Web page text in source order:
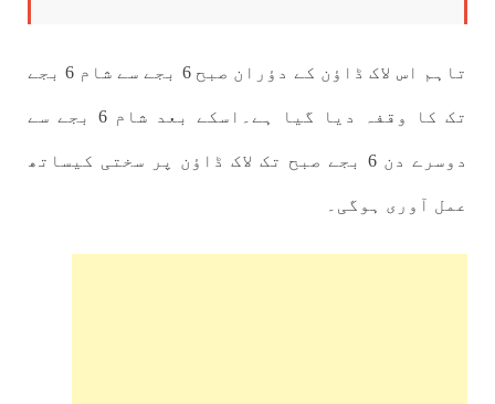
تاہم اس لاک ڈاؤن کے دؤران صبح 6 بجے سے شام 6 بجے
تک کا وقفہ دیا گیا ہے۔اسکے بعد شام 6 بجے سے
دوسرے دن 6 بجے صبح تک لاک ڈاؤن پر سختی کیساتھ
عمل آوری ہوگی۔